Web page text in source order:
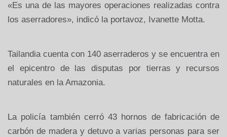
«Es una de las mayores operaciones realizadas contra
los aserradores», indicó la portavoz, Ivanette Motta.
Tailandia cuenta con 140 aserraderos y se encuentra en
el epicentro de las disputas por tierras y recursos
naturales en la Amazonia.
La policía también cerró 43 hornos de fabricación de
carbón de madera y detuvo a varias personas para ser